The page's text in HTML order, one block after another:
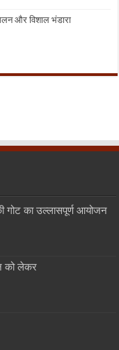
और विशाल भंडारा
गोट का उल्लासपूर्ण आयोजन
को लेकर